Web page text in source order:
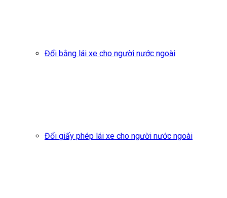
Đổi bằng lái xe cho người nước ngoài
Đổi giấy phép lái xe cho người nước ngoài